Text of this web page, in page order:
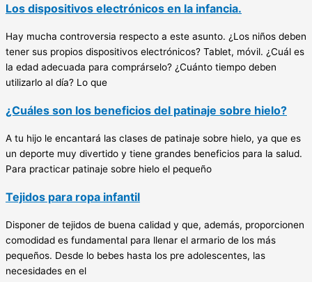
Los dispositivos electrónicos en la infancia.
Hay mucha controversia respecto a este asunto. ¿Los niños deben
tener sus propios dispositivos electrónicos? Tablet, móvil. ¿Cuál es
la edad adecuada para comprárselo? ¿Cuánto tiempo deben
utilizarlo al día? Lo que
¿Cuáles son los beneficios del patinaje sobre hielo?
A tu hijo le encantará las clases de patinaje sobre hielo, ya que es
un deporte muy divertido y tiene grandes beneficios para la salud.
Para practicar patinaje sobre hielo el pequeño
Tejidos para ropa infantil
Disponer de tejidos de buena calidad y que, además, proporcionen
comodidad es fundamental para llenar el armario de los más
pequeños. Desde lo bebes hasta los pre adolescentes, las
necesidades en el